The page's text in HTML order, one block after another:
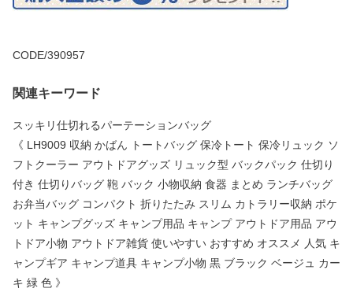
CODE/390957
関連キーワード
スッキリ仕切れるパーテーションバッグ
《 LH9009 収納 かばん トートバッグ 保冷トート 保冷リュック ソ
フトクーラー アウトドアグッズ リュック型 バックパック 仕切り
付き 仕切りバッグ 鞄 バック 小物収納 食器 まとめ ランチバッグ
お弁当バッグ コンパクト 折りたたみ スリム カトラリー収納 ポケ
ット キャンプグッズ キャンプ用品 キャンプ アウトドア用品 アウ
トドア小物 アウトドア雑貨 使いやすい おすすめ オススメ 人気 キ
ャンプギア キャンプ道具 キャンプ小物 黒 ブラック ベージュ カー
キ 緑 色 》